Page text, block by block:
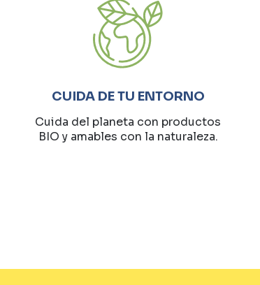
CUIDA DE TU ENTORNO
Cuida del planeta con productos
BIO y amables con la naturaleza.